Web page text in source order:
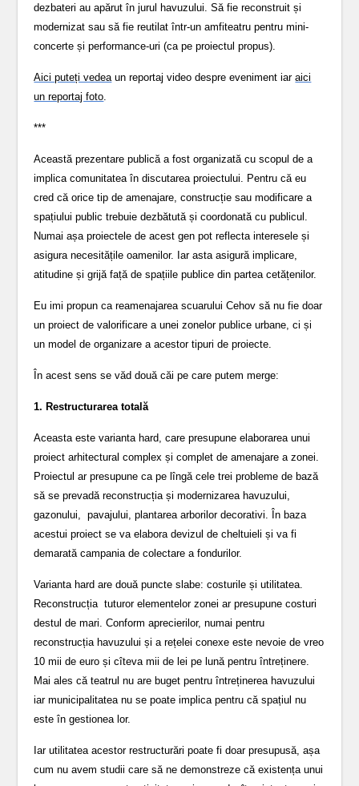
dezbateri au apărut în jurul havuzului. Să fie reconstruit și
modernizat sau să fie reutilat într-un amfiteatru pentru mini-
concerte și performance-uri (ca pe proiectul propus).
Aici puteți vedea un reportaj video despre eveniment iaraici
un reportaj foto
***
Această prezentare publică a fost organizată cu scopul de a
implica comunitatea în discutarea proiectului. Pentru că eu
cred că orice tip de amenajare, construcție sau modificare a
spațiului public trebuie dezbătută și coordonată cu publicul.
Numai așa proiectele de acest gen pot reflecta interesele și
asigura necesitățile oamenilor. Iar asta asigură implicare,
atitudine și grijă față de spațiile publice din partea cetățenilor.
Eu imi propun ca reamenajarea scuarului Cehov să nu fie doar
un proiect de valorificare a unei zonelor publice urbane, ci și
un model de organizare a acestor tipuri de proiecte.
În acest sens se văd două căi pe care putem merge:
1. Restructurarea totală
Aceasta este varianta hard, care presupune elaborarea unui
proiect arhitectural complex și complet de amenajare a zonei.
Proiectul ar presupune ca pe lîngă cele trei probleme de bază
să se prevadă reconstrucția și modernizarea havuzului,
gazonului, pavajului, plantarea arborilor decorativi. În baza
acestui proiect se va elabora devizul de cheltuieli și va fi
demarată campania de colectare a fondurilor.
Varianta hard are două puncte slabe: costurile și utilitatea.
Reconstrucția tuturor elementelor zonei ar presupune costuri
destul de mari. Conform aprecierilor, numai pentru
reconstrucția havuzului și a rețelei conexe este nevoie de vreo
10 mii de euro și cîteva mii de lei pe lună pentru întreținere.
Mai ales că teatrul nu are buget pentru întreținerea havuzului
iar municipalitatea nu se poate implica pentru că spațiul nu
este în gestionea lor.
Iar utilitatea acestor restructurări poate fi doar presupusă, așa
cum nu avem studii care să ne demonstreze că existența unui